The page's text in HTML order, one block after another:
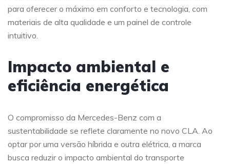
para oferecer o máximo em conforto e tecnologia, com
materiais de alta qualidade e um painel de controle
intuitivo.
Impacto ambiental e
eficiência energética
O compromisso da Mercedes-Benz com a
sustentabilidade se reflete claramente no novo CLA. Ao
optar por uma versão híbrida e outra elétrica, a marca
busca reduzir o impacto ambiental do transporte